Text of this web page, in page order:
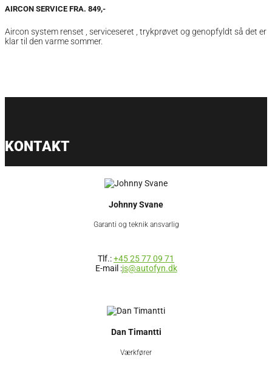
AIRCON SERVICE FRA. 849,-
Aircon system renset , serviceseret , trykprøvet og genopfyldt så det er
klar til den varme sommer.
KONTAKT
Johnny Svane
Garanti og teknik ansvarlig
Tlf.:+45 25 77 09 71
E-mail :js@autofyn.dk
Dan Timantti
Værkfører